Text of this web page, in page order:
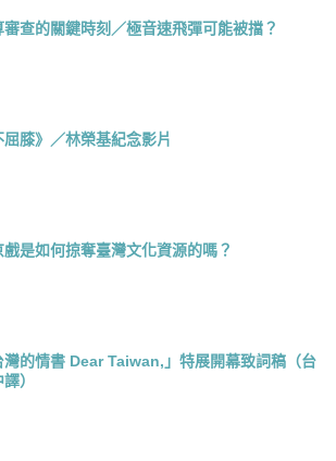
審查的關鍵時刻／極音速飛彈可能被擋？
屈膝》／林榮基紀念影片
是如何掠奪臺灣文化資源的嗎？
灣的情書 Dear Taiwan,」特展開幕致詞稿（台
）